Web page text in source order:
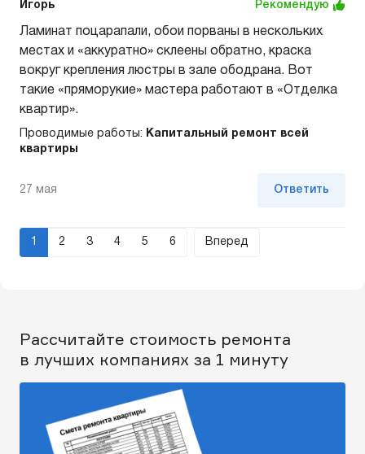
Игорь Рекомендую
Ламинат поцарапали, обои порваны в нескольких
местах и «аккуратно» склеены обратно, краска
вокруг крепления люстры в зале ободрана. Вот
такие «пряморукие» мастера работают в «Отделка
квартир».
Проводимые работы:
Капитальный ремонт всей
квартиры
27 мая Ответить
1 2 3 4 5 6 Вперед
Рассчитайте стоимость ремонта
в лучших компаниях за 1 минуту